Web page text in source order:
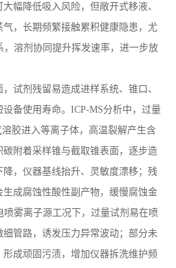
幅降低吸入风险，但敞开式移液、
，长期频繁接触累积健康隐患，尤
，溶剂协同提升挥发速率，进一步放
试剂残留易造成进样系统、锥口、
备使用寿命。 ICP-MS分析中，过量
胶进入等离子体，高温裂解产生含
附着采样锥与截取锥表面，逐步造
，仪器基线抬升、灵敏度漂移；残
成腐蚀性酸性副产物，缓慢腐蚀金
喷雾离子源工况下，过量试剂易在喷
管路，诱发压力异常波动；部分未
成顽固污渍，增加仪器拆洗维护频